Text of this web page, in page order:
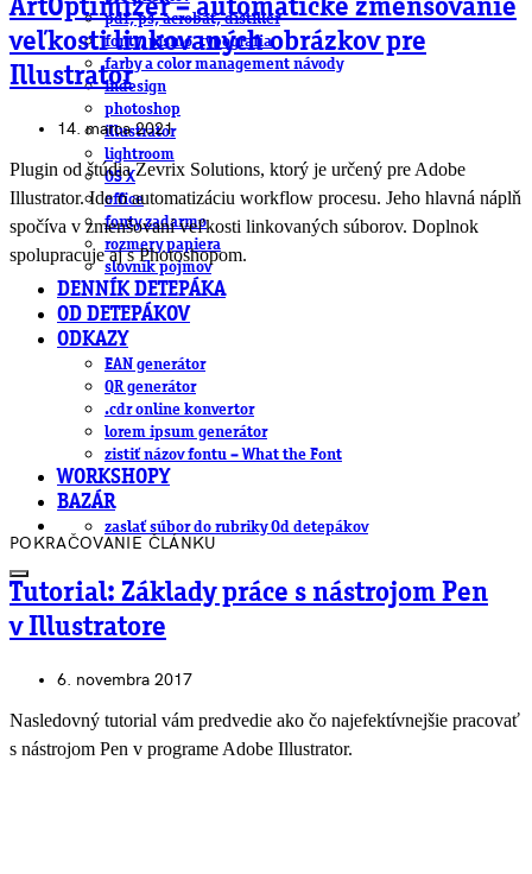
pdf, ps, acrobat, distiller
fonty, písmo, typografia
farby a color management návody
indesign
photoshop
illustrator
lightroom
OS X
office
fonty zadarmo
rozmery papiera
slovník pojmov
DENNÍK DETEPÁKA
OD DETEPÁKOV
ODKAZY
EAN generátor
QR generátor
.cdr online konvertor
lorem ipsum generátor
zistiť názov fontu – What the Font
WORKSHOPY
BAZÁR
zaslať súbor do rubriky Od detepákov
ArtOptimizer – automatické zmenšovanie
veľkosti linkovaných obrázkov pre
Illustrator
14. marca 2021
Plugin od štúdia Zevrix Solutions, ktorý je určený pre Adobe
Illustrator. Ide o automatizáciu workflow procesu. Jeho hlavná náplň
spočíva v zmenšovaní veľkosti linkovaných súborov. Doplnok
spolupracuje aj s Photoshopom.
POKRAČOVANIE ČLÁNKU
Tutorial: Základy práce s nástrojom Pen
v Illustratore
6. novembra 2017
Nasledovný tutorial vám predvedie ako čo najefektívnejšie pracovať
s nástrojom Pen v programe Adobe Illustrator.